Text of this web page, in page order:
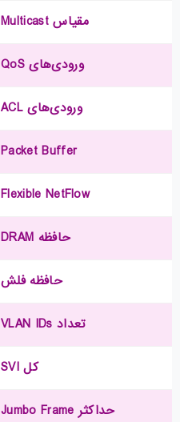
مقیاس Multicast
ورودی‌های QoS
ورودی‌های ACL
Packet Buffer
Flexible NetFlow
حافظه DRAM
حافظه فلش
تعداد VLAN IDs
کل SVI
حداکثر Jumbo Frame